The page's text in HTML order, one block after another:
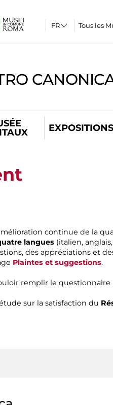
Tous les
EXPOSITIONS
continue de la
langues (italien,
des appréciations et
Plaintes et suggestions.
remplir le questionnaire
sur la satisfaction du